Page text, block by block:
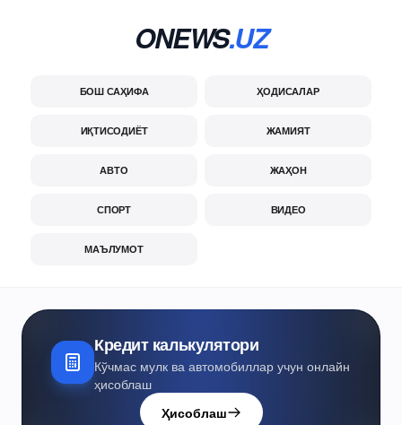
ONEWS.UZ
БОШ САҲИФА ҲОДИСАЛАР
ИҚТИСОДИЁТ ЖАМИЯТ
АВТО ЖАҲОН
СПОРТ ВИДЕО
МАЪЛУМОТ
Кредит калькулятори
Кўчмас мулк ва автомобиллар учун онлайн
ҳисоблаш
Ҳисоблаш